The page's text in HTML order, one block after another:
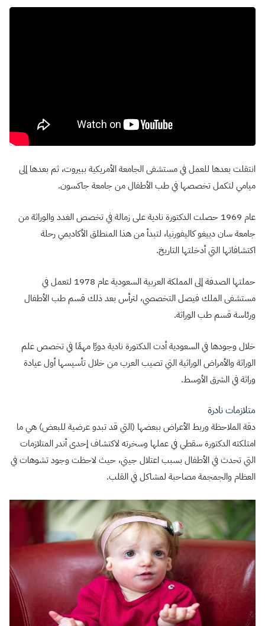
انتقلت بعدها للعمل في مستشفى الجامعة الأمريكية ببيروت، ثم بعدها إلى
ميامي لتكمل تخصصها في طب الأطفال من جامعة جاكسون.
عام 1969 حصلت الدكتورة نادية على زمالة في تخصص الغدد والوراثة من
جامعة سان دييغو كاليفورنيا، لتبدأ من هذا المنطلق الأكاديمي رحلة
اكتشافاتها التي أدخلتها التاريخ.
حملتها الصدفة إلى المملكة العربية السعودية عام 1978 لتعمل في
مستشفى الملك فيصل التخصصي، لترأس بعد ذلك قسم طب الأطفال
ورئاسة قسم طب الوراثة.
خلال وجودها في السعودية أدت الدكتورة نادية دورًا مهمًا في تخصص علم
الوراثة والأمراض الوراثية التي تصيب العرب من خلال تأسيسها أول عيادة
وراثة في الشرق الأوسط.
متلازمات نادرة
دقة الملاحظة وربط الأعراض ببعضها (التي قد تبدو عرضية للبعض) هي ما
امتلكته الدكتورة سقطي في عملها وسخرته لاكتشاف إحدى أندر المتلازمات
التي تحدث في الأطفال بسبب اعتلال جيني، حيث لاحظت وجود تشوهات في
العظام والجمجمة مصاحبة لمشاكل في القلب.